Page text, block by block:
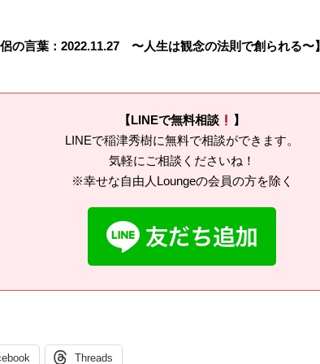
の言葉：2022.11.27 〜人生は観念の法則で創られる〜】
【LINEで無料相談
】
LINEで稲津秀樹に無料で相談ができます。
気軽にご相談くださいね！
※幸せな自由人Loungeの会員の方を除く
Threads